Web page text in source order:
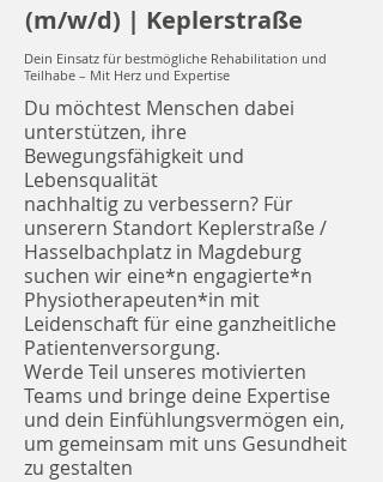
(m/w/d) | Keplerstraße
Dein Einsatz für bestmögliche Rehabilitation und
Teilhabe – Mit Herz und Expertise
Du möchtest Menschen dabei
unterstützen, ihre
Bewegungsfähigkeit und
Lebensqualität
nachhaltig zu verbessern? Für
unserern Standort Keplerstraße /
Hasselbachplatz in Magdeburg
suchen wir eine*n engagierte*n
Physiotherapeuten*in mit
Leidenschaft für eine ganzheitliche
Patientenversorgung.
Werde Teil unseres motivierten
Teams und bringe deine Expertise
und dein Einfühlungsvermögen ein,
um gemeinsam mit uns Gesundheit
zu gestalten